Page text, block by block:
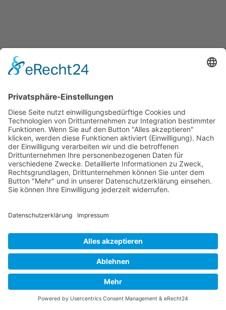
Generative AI in der Praxis: Von
ChatGPT und Prompt Engineering bis
zu KI Agenten
SCHULUNG, WEITERBILDUNG
ChatGPT kann längst mehr als Texte schreiben.
Lernen Sie, wie Sie Generative AI für Recherche,
Datenanalyse, Content, Programmierung und
Automatisierung einsetzen und wie aus guten
Prompts strukturierte Workflows, eigene KI
Anwendungen und leistungsfähige KI Agenten